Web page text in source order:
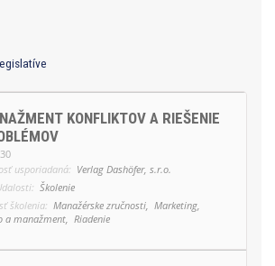
KONFLIKTOV A RIEŠENIE
usporiadaná: Verlag Dashöfer, s.r.o.
Školenie
školenia: Manažérske zručnosti, Marketing,
a manažment, Riadenie